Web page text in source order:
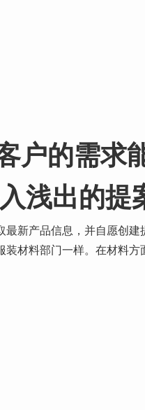
户的需求
浅出的提
新产品信息，并自愿创
材料部门一样。在材料